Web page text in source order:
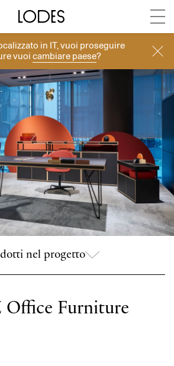
in IT, vuoi proseguire
vuoicambiare paese?
Press room
Lodes
Progetti
nel progetto
Office Furniture